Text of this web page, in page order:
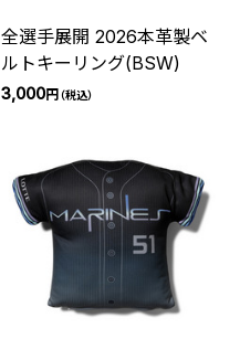
全選手展開 2026本革製ベ
ルトキーリング(BSW)
3,000円（税込）